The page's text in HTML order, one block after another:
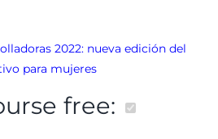
2022: nueva edición del
para mujeres
free: